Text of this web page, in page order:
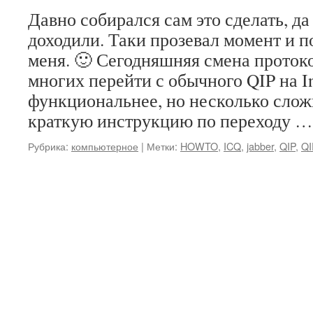
Давно собирался сам это сделать,
доходили. Таки прозевал момент и
меня. 🙂 Сегодняшняя смена
многих перейти с обычного QIP на
функциональнее, но несколько
краткую инструкцию по переходу
Рубрика: компьютерное | Метки: HOWTO, ICQ, jabber, QIP,